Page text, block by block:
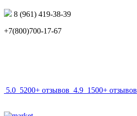
8 (961) 419-38-39
+7(800)700-17-67
5.0 5200+ отзывов 4.9 1500+ отзывов